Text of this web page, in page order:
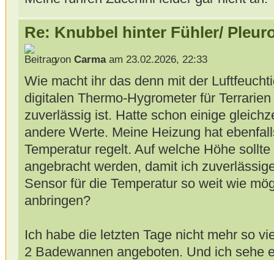
Re: Knubbel hinter Fühler/
von Carmaam 23.02.2026, 22:33
Wie macht ihr das denn mit der
digitalen Thermo-Hygrometer für
zuverlässig ist. Hatte schon einige
andere Werte. Meine Heizung hat
Temperatur regelt. Auf welche Höhe
angebracht werden, damit ich
Sensor für die Temperatur so weit wie
anbringen?
Ich habe die letzten Tage nicht mehr so
2 Badewannen angeboten. Und ich sehe